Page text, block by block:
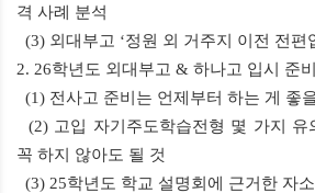
격 사례 분석
(3) 외대부고 ‘정원 외 거주지 이전 전편
2. 26학년도 외대부고 & 하나고 입시 준비
(1) 전사고 준비는 언제부터 하는 게 좋
(2) 고입 자기주도학습전형 몇 가지
꼭 하지 않아도 될 것
(3) 25학년도 학교 설명회에 근거한 자